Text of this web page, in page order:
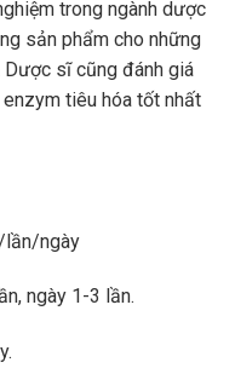
trong ngành dược
sản phẩm cho những
sĩ cũng đánh giá
tiêu hóa tốt nhất
lần/ngày
ngày 1-3 lần.